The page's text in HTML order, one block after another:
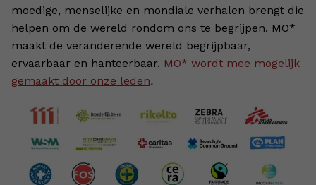
moedige, menselijke en mondiale verhalen brengt die
helpen om de wereld rondom ons te begrijpen. MO*
maakt de veranderende wereld begrijpbaar,
ervaarbaar en hanteerbaar. MO* wordt mee mogelijk
gemaakt door onze leden.